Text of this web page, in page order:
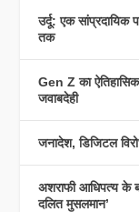
उर्दू: एक सांप्रदायिक
तक
Gen Z का
जवाबदेही
जनादेश, डिजिटल
अशराफी आधिपत्य के
दलित मुसलमान’